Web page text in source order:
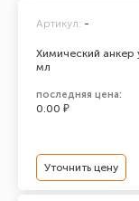
Химический анкер
мл
Артикул: -
последняя цена:
0.00 ₽
Уточнить цену